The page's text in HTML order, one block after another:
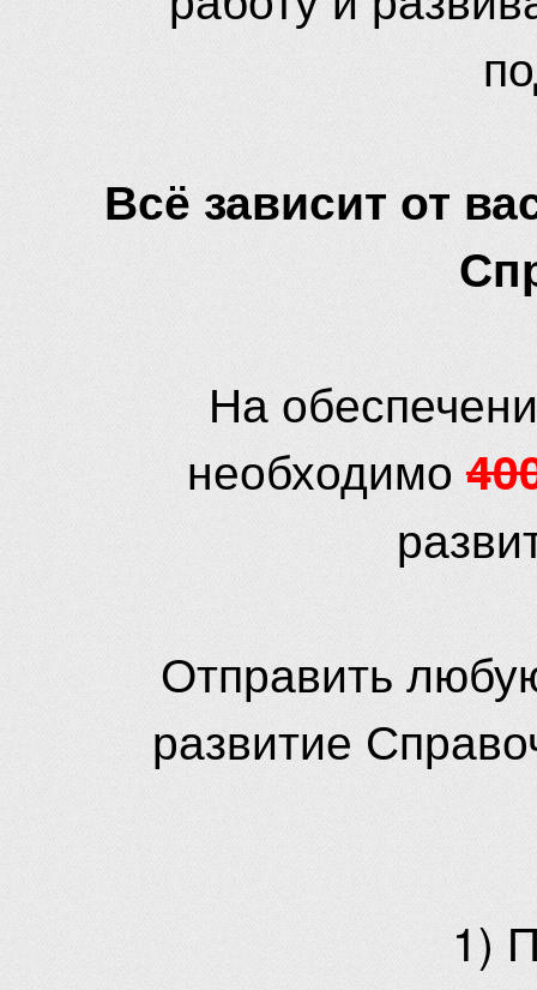
Всё зависит от
На
необходимо
Отправить
развитие
1)